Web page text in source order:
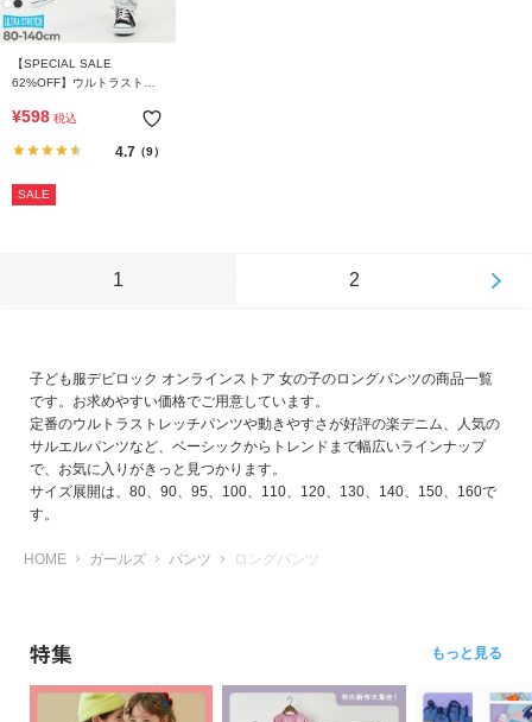
【SPECIAL SALE
62%OFF】ウルトラストレ
ッチ)
¥598 税込
4.7 （9）
SALE
1 2
子ども服デビロック オンラインストア 女の子のロングパンツの商品一覧
です。お求めやすい価格でご用意しています。
定番のウルトラストレッチパンツや動きやすさが好評の楽デニム、人気の
サルエルパンツなど、ベーシックからトレンドまで幅広いラインナップ
で、お気に入りがきっと見つかります。
サイズ展開は、80、90、95、100、110、120、130、140、150、160で
す。
HOME ガールズ パンツ ロングパンツ
特集 もっと見る